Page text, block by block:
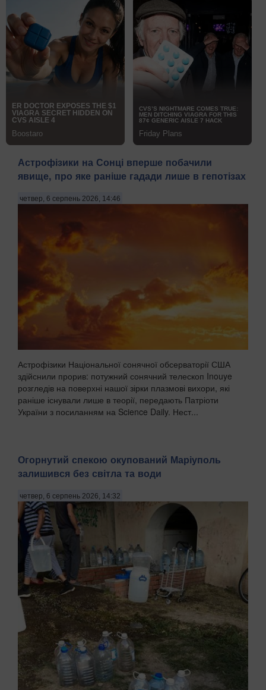
Астрофізики на Сонці вперше побачили
явище, про яке раніше гадади лише в гепотізах
четвер, 6 серпень 2026, 14:46
Астрофізики Національної сонячної обсерваторії США
здійснили прорив: потужний сонячний телескоп Inouye
розгледів на поверхні нашої зірки плазмові вихори, які
раніше існували лише в теорії, передають Патріоти
України з посиланням на Science Daily. Нест...
Огорнутий спекою окупований Маріуполь
залишився без світла та води
четвер, 6 серпень 2026, 14:32